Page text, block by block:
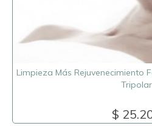
Limpieza Más Rejuvenecimiento
Tripolar
$